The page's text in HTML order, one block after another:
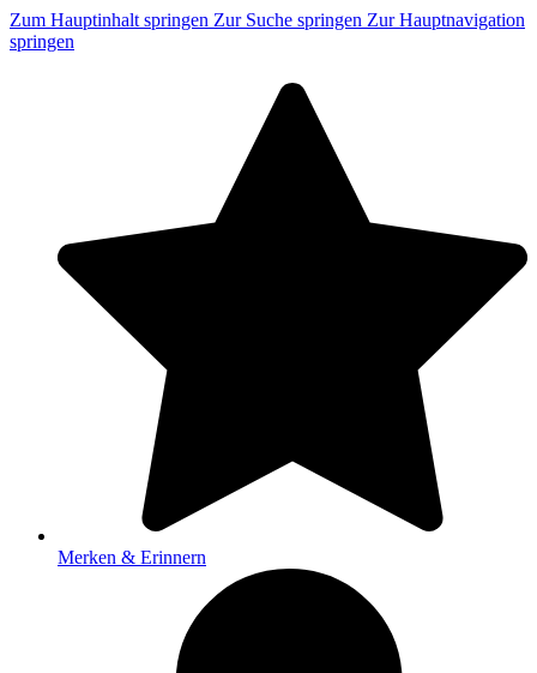
Zum Hauptinhalt springen Zur Suche springen Zur Hauptnavigation
springen
Merken & Erinnern